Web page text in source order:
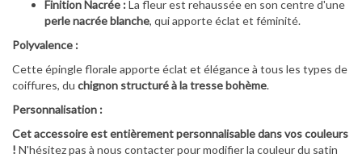
Finition Nacrée :La fleur est rehaussée en son centre d'une
perle nacrée blanche, qui apporte éclat et féminité.
Polyvalence :
Cette épingle florale apporte éclat et élégance à tous les types de
coiffures, du chignon structuré à la tresse bohème.
Personnalisation :
Cet accessoire est entièrement personnalisable dans vos couleurs
! N'hésitez pas à nous contacter pour modifier la couleur du satin